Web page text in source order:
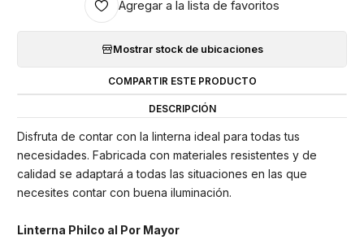
Agregar a la lista de favoritos
Mostrar stock de ubicaciones
COMPARTIR ESTE PRODUCTO
DESCRIPCIÓN
Disfruta de contar con la linterna ideal para todas tus
necesidades. Fabricada con materiales resistentes y de
calidad se adaptará a todas las situaciones en las que
necesites contar con buena iluminación.
Linterna Philco al Por Mayor